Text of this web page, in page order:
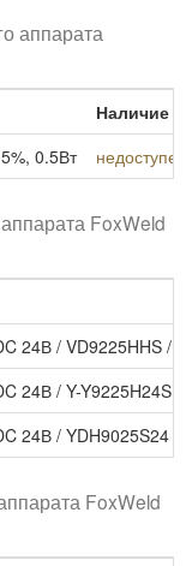
аппарата
Наличие
0.5Вт
FoxWeld
24В / VD9225HHS /
24В / Y-Y9225H24S
24В / YDH9025S24 /
FoxWeld